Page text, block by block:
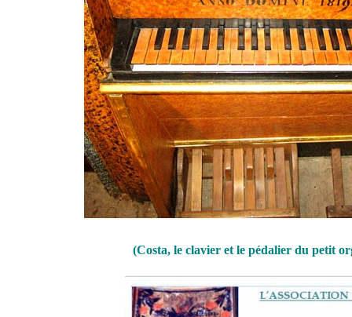
(Costa, le clavier et le pédalier du petit